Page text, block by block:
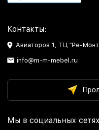
Контакты:
Авиаторов 1, ТЦ "Ре-
info@m-m-mebel.ru
Мы в социальных